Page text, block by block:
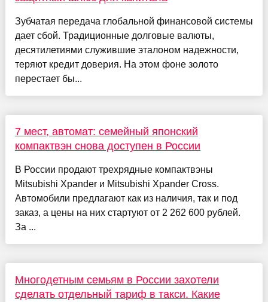
Зубчатая передача глобальной финансовой системы
дает сбой. Традиционные долговые валюты,
десятилетиями служившие эталоном надежности,
теряют кредит доверия. На этом фоне золото
перестает бы...
7 мест, автомат: семейный японский
компактвэн снова доступен в России
В России продают трехрядные компактвэны
Mitsubishi Xpander и Mitsubishi Xpander Cross.
Автомобили предлагают как из наличия, так и под
заказ, а цены на них стартуют от 2 262 600 рублей.
За ...
Многодетным семьям в России захотели
сделать отдельный тариф в такси. Какие